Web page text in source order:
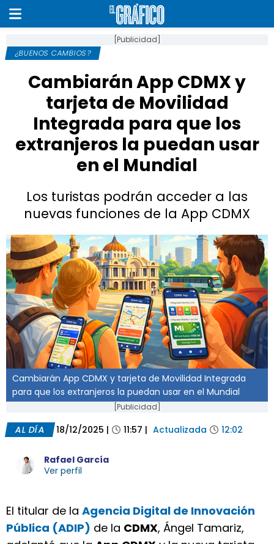
[Publicidad]
¿BUENOS CAMBIOS?
Cambiarán App CDMX y
tarjeta de Movilidad
Integrada para que los
extranjeros la puedan usar
en el Mundial
Los turistas podrán acceder a las
nuevas funciones de la App CDMX
Cambiarán App CDMX y tarjeta de Movilidad Integrada
para que los extranjeros la puedan usar en el Mundial
[Publicidad]
AL DÍA 18/12/2025 | 11:57 | Actualizada 12:02
Rafael García
Ver perfil
El titular de la Agencia Digital de Innovación
Pública (ADIP) de la CDMX, Ángel Tamariz,